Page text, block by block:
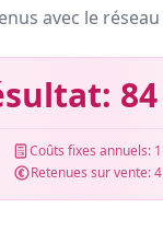
avec le
Coûts fixes annuels:
Retenues sur vente: